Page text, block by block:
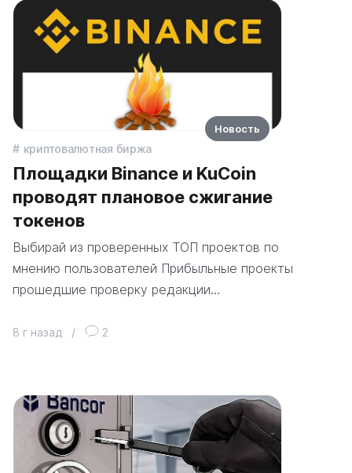
криптовалютная биржа
Площадки Binance и KuCoin
проводят плановое сжигание
токенов
Выбирай из проверенных ТОП проектов по
мнению пользователей Прибыльные проекты
прошедшие проверку редакции…
8 г назад / 2
Новость